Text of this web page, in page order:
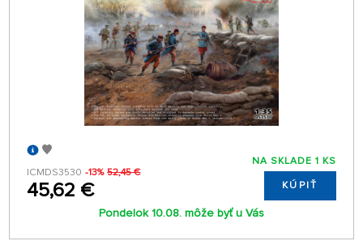
ICMDS3530 -13% 52,45 €
45,62 €
NA SKLADE 1 KS
KÚPIŤ
Pondelok 10.08. môže byť u Vás